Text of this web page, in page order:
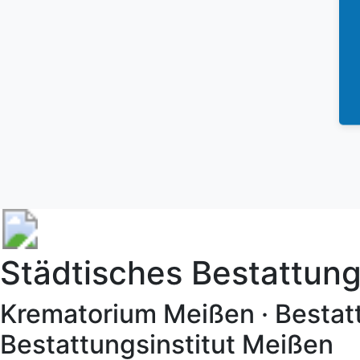
Städtisches
Krematorium Meißen ·
Bestattungsinstitut Meißen